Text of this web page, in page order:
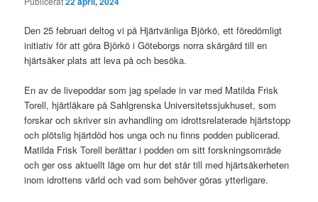
Den 25 februari deltog vi på Hjärtvänliga Björkö, ett föredömligt
initiativ för att göra Björkö i Göteborgs norra skärgård till en
hjärtsäker plats att leva på och besöka.
En av de livepoddar som jag spelade in var med Matilda Frisk
Torell, hjärtläkare på Sahlgrenska Universitetssjukhuset, som
forskar och skriver sin avhandling om idrottsrelaterade hjärtstopp
och plötslig hjärtdöd hos unga och nu finns podden publicerad.
Matilda Frisk Torell berättar i podden om sitt forskningsområde
och ger oss aktuellt läge om hur det står till med hjärtsäkerheten
inom idrottens värld och vad som behöver göras ytterligare.